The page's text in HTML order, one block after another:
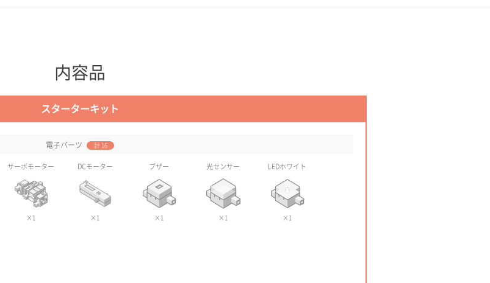
内容品
スターターキット
電子パーツ 計 16
サーボモーター
×1
DCモーター
×1
ブザー
×1
光センサー
×1
LEDホワイト
×1